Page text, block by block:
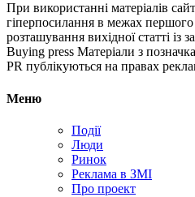
При використанні матеріалів
гіперпосилання в межах першого
розташування вихідної статті із
Buying press Матеріали з
PR публікуються на правах
Меню
Події
Люди
Ринок
Реклама в ЗМІ
Про проект